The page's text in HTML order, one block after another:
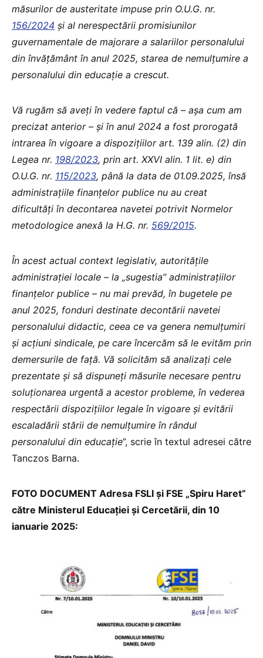
măsurilor de austeritate impuse prin O.U.G. nr.
156/2024 și al nerespectării promisiunilor
guvernamentale de majorare a salariilor personalului
din învățământ în anul 2025, starea de nemulțumire a
personalului din educație a crescut.
Vă rugăm să aveți în vedere faptul că – așa cum am
precizat anterior – și în anul 2024 a fost prorogată
intrarea în vigoare a dispozițiilor art. 139 alin. (2) din
Legea nr. 198/2023, prin art. XXVI alin. 1 lit. e) din
O.U.G. nr. 115/2023, până la data de 01.09.2025, însă
administrațiile finanțelor publice nu au creat
dificultăți în decontarea navetei potrivit Normelor
metodologice anexă la H.G. nr. 569/2015.
În acest actual context legislativ, autoritățile
administrației locale – la „sugestia” administrațiilor
finanțelor publice – nu mai prevăd, în bugetele pe
anul 2025, fonduri destinate decontării navetei
personalului didactic, ceea ce va genera nemulțumiri
și acțiuni sindicale, pe care încercăm să le evităm prin
demersurile de față. Vă solicităm să analizați cele
prezentate și să dispuneți măsurile necesare pentru
soluționarea urgentă a acestor probleme, în vederea
respectării dispozițiilor legale în vigoare și evitării
escaladării stării de nemulțumire în rândul
personalului din educație”, scrie în textul adresei către
Tanczos Barna.
FOTO DOCUMENT Adresa FSLI și FSE „Spiru Haret”
către Ministerul Educației și Cercetării, din 10
ianuarie 2025: